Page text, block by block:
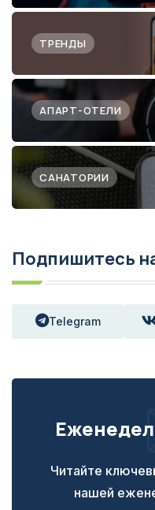
ТРЕНДЫ
АПАРТ-ОТЕЛИ
САНАТОРИИ
Подпишитесь
Telegram
Читайте
нашей